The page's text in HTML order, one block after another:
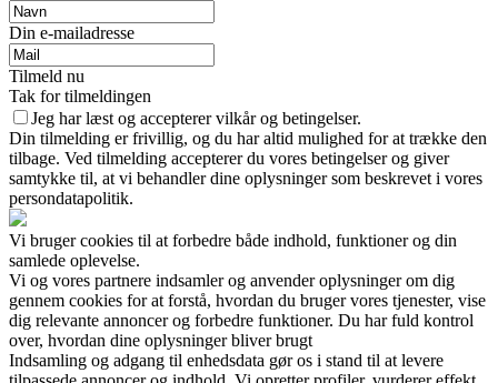
Din e-mailadresse
Tilmeld nu
Tak for tilmeldingen
Jeg har læst og accepterer vilkår og betingelser.
Din tilmelding er frivillig, og du har altid mulighed for at trække den
tilbage. Ved tilmelding accepterer du vores betingelser og giver
samtykke til, at vi behandler dine oplysninger som beskrevet i vores
persondatapolitik.
Vi bruger cookies til at forbedre både indhold, funktioner og din
samlede oplevelse.
Vi og vores partnere indsamler og anvender oplysninger om dig
gennem cookies for at forstå, hvordan du bruger vores tjenester, vise
dig relevante annoncer og forbedre funktioner. Du har fuld kontrol
over, hvordan dine oplysninger bliver brugt
Indsamling og adgang til enhedsdata gør os i stand til at levere